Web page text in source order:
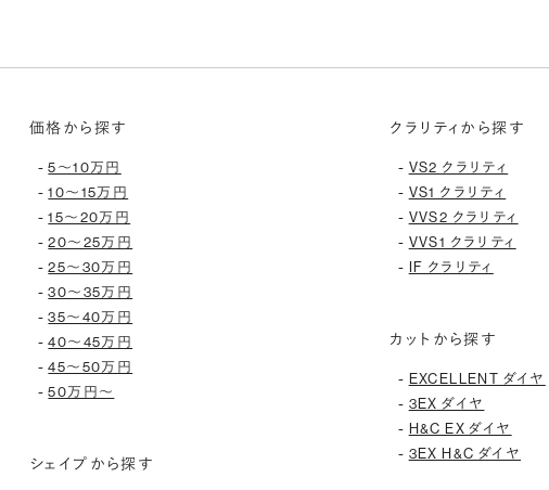
価格から探す
-5〜10万円
-10〜15万円
-15〜20万円
-20〜25万円
-25〜30万円
-30〜35万円
-35〜40万円
-40〜45万円
-45〜50万円
-50万円〜
シェイプから探す
クラリティから探す
- VS2 クラリティ
- VS1 クラリティ
- VVS2 クラリティ
- VVS1 クラリティ
- IF クラリティ
カットから探す
- EXCELLENT ダイヤ
- 3EX ダイヤ
- H&C EX ダイヤ
- 3EX H&C ダイヤ